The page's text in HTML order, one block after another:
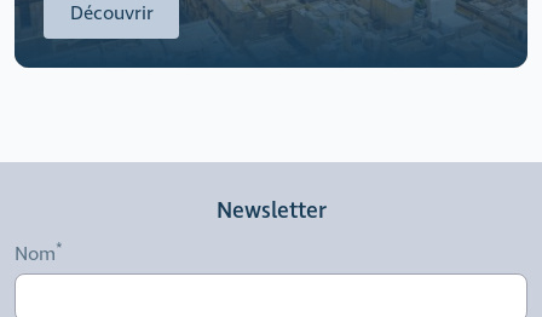
Découvrir
Newsletter
Nom